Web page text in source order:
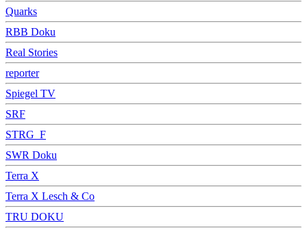
Quarks
RBB Doku
Real Stories
reporter
Spiegel TV
SRF
STRG_F
SWR Doku
Terra X
Terra X Lesch & Co
TRU DOKU